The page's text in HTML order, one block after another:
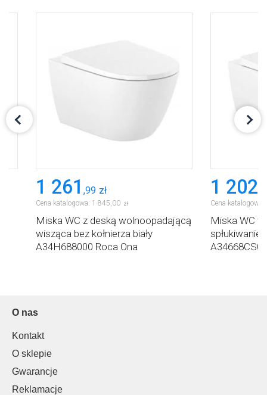
1 261 ,99 zł
Cena katalogowa: 1 845 00 zł
Miska WC z deską wolnoopadającą
wisząca bez kołnierza biały
A34H688000 Roca Ona
1 202
Cena katalogowa:
Miska WC
O nas
Kontakt
O sklepie
Gwarancje
Reklamacje